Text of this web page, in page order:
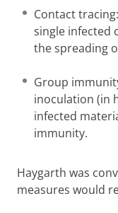
Contact
single infected
the spreading
Group
inoculation (in
infected
immunity.
Haygarth was
measures would